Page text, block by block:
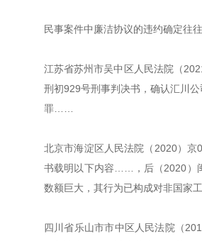
民事案件中廉洁协议的违约确定往
江苏省苏州市吴中区人民法院（
刑初929号刑事判决书，确认汇川
罪……
北京市海淀区人民法院（2020）
书载明以下内容……，后（2020）
数额巨大，其行为已构成对非国家
四川省乐山市市中区人民法院（